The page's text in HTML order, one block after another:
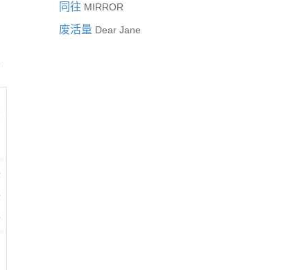
同往 MIRROR
废活量 Dear Jane